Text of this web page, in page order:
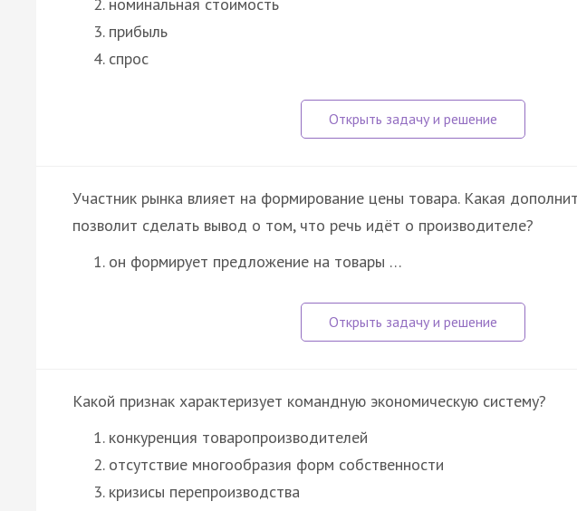
прибыль
спрос
Участник рынка влияет на формирование цены товара. Какая
позволит сделать вывод о том, что речь идёт о производителе?
он формирует предложение на товары …
Какой признак характеризует командную экономическую систему?
конкуренция товаропроизводителей
отсутствие многообразия форм собственности
кризисы перепроизводства